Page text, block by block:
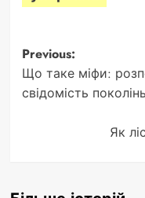
Post
navigation
Previous:
Що таке міфи:
свідомість поколінь
Як